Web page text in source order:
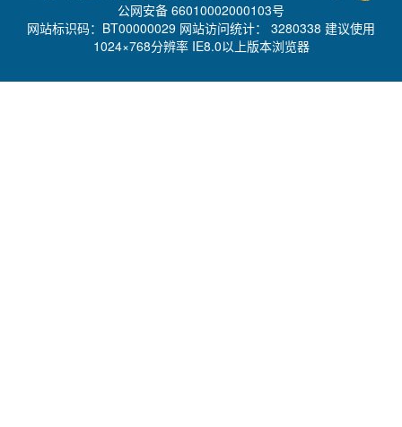
公网安备 66010002000103号
网站标识码：BT00000029 网站访问统计： 3280338 建议使用
1024×768分辨率 IE8.0以上版本浏览器